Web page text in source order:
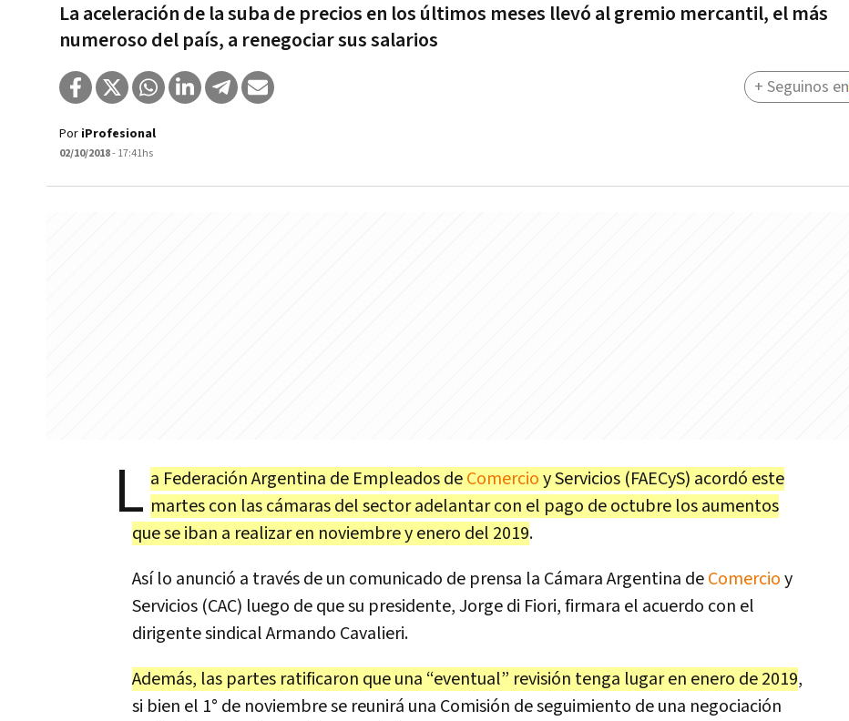
La aceleración de la suba de precios en los últimos meses llevó al gremio mercantil, el más
numeroso del país, a renegociar sus salarios
Por iProfesional
02/10/2018- 17:41hs
+ Seguinos en
L a Federación Argentina de Empleados deComercioy Servicios (FAECyS) acordó este
martes con las cámaras del sector adelantar con el pago de octubre los aumentos
que se iban a realizar en noviembre y enero del 2019.
Así lo anunció a través de un comunicado de prensa la Cámara Argentina deComercioy
Servicios (CAC) luego de que su presidente, Jorge di Fiori, firmara el acuerdo con el
dirigente sindical Armando Cavalieri.
Además, las partes ratificaron que una “eventual” revisión tenga lugar en enero de 2019,
si bien el 1° de noviembre se reunirá una Comisión de seguimiento de una negociación